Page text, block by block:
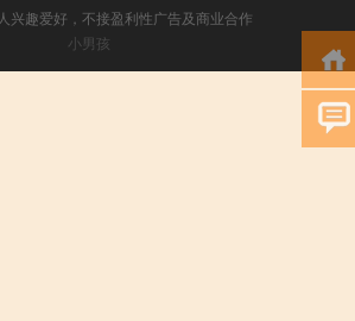
兴趣爱好，不接盈利性广告及商业合作
小男孩